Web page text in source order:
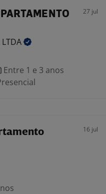
27 jul
LTDA
Entre 1 e 3 anos
16 jul